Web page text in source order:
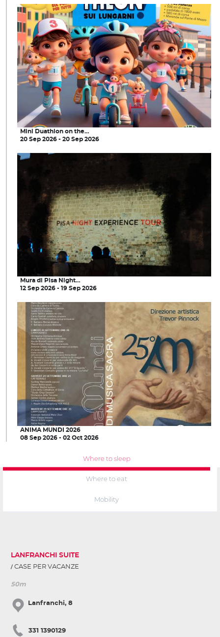
Mini Duathlon on the…
20 Sep 2026 - 20 Sep 2026
Mura di Pisa Night…
12 Sep 2026 - 19 Sep 2026
ANIMA MUNDI 2026
08 Sep 2026 - 02 Oct 2026
Where to sleep
Where to eat
Mobility
LANFRANCHI SUITE
CASE PER VACANZE
50m
Lanfranchi, 8
331 1390129